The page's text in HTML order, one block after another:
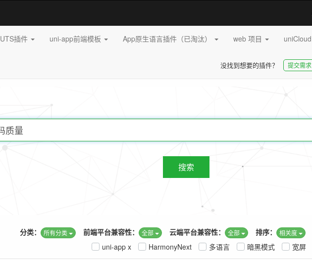
UTS插件 uni-app前端模板 App原生语言插件（已淘汰） web 项目 uniCloud
没找到想要的插件？ 提交需求
搜索
排序： 相关度
云端平台兼容性： 全部
前端平台兼容性： 全部
分类： 所有分类
宽屏
暗黑模式
多语言
HarmonyNext
uni-app x